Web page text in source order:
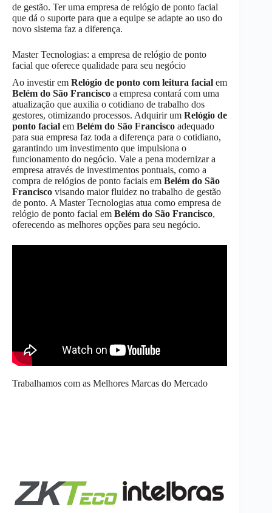
de gestão. Ter uma empresa de relógio de ponto facial
que dá o suporte para que a equipe se adapte ao uso do
novo sistema faz a diferença.
Master Tecnologias: a empresa de relógio de ponto
facial que oferece qualidade para seu negócio
Ao investir em Relógio de ponto com leitura facial em
Belém do São Francisco a empresa contará com uma
atualização que auxilia o cotidiano de trabalho dos
gestores, otimizando processos. Adquirir um Relógio de
ponto facial em Belém do São Francisco adequado
para sua empresa faz toda a diferença para o cotidiano,
garantindo um investimento que impulsiona o
funcionamento do negócio. Vale a pena modernizar a
empresa através de investimentos pontuais, como a
compra de relógios de ponto faciais em Belém do São
Francisco visando maior fluidez no trabalho de gestão
de ponto. A Master Tecnologias atua como empresa de
relógio de ponto facial em Belém do São Francisco,
oferecendo as melhores opções para seu negócio.
Trabalhamos com as Melhores Marcas do Mercado